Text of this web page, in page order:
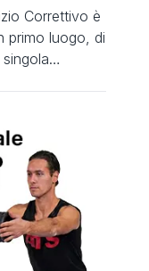
Correttivo è
primo luogo, di
disordini
sviluppo di un